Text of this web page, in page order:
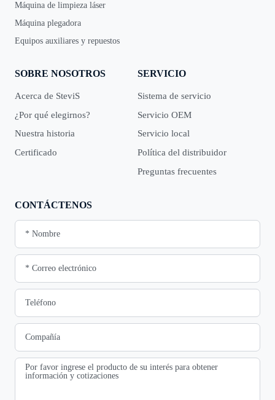
Máquina de limpieza láser
Máquina plegadora
Equipos auxiliares y repuestos
SOBRE NOSOTROS
Acerca de SteviS
¿Por qué elegirnos?
Nuestra historia
Certificado
SERVICIO
Sistema de servicio
Servicio OEM
Servicio local
Política del distribuidor
Preguntas frecuentes
CONTÁCTENOS